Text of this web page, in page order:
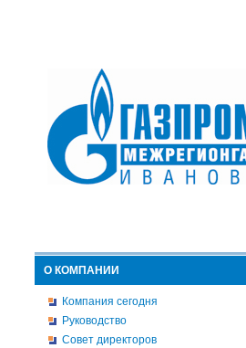
О КОМПАНИИ
Компания сегодня
Руководство
Совет директоров